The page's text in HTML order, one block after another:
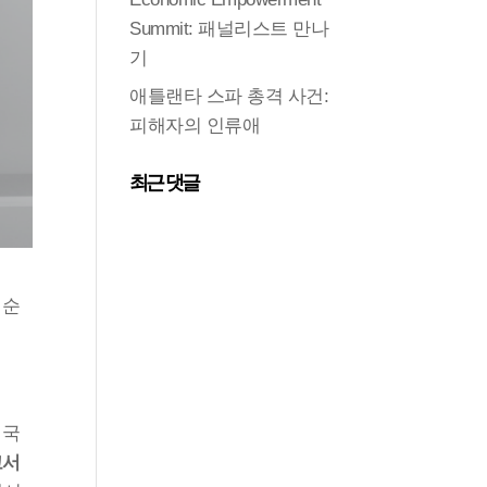
Summit: 패널리스트 만나
기
애틀랜타 스파 총격 사건:
피해자의 인류애
최근 댓글